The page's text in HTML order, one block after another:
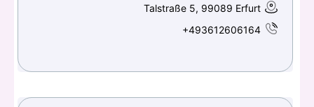
Talstraße 5, 99089 Erfurt
+493612606164